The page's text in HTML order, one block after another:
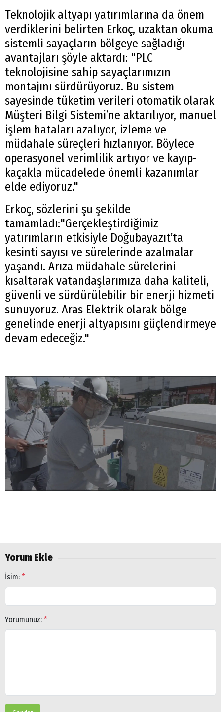
Teknolojik altyapı yatırımlarına da önem
verdiklerini belirten Erkoç, uzaktan okuma
sistemli sayaçların bölgeye sağladığı
avantajları şöyle aktardı: "PLC
teknolojisine sahip sayaçlarımızın
montajını sürdürüyoruz. Bu sistem
sayesinde tüketim verileri otomatik olarak
Müşteri Bilgi Sistemi’ne aktarılıyor, manuel
işlem hataları azalıyor, izleme ve
müdahale süreçleri hızlanıyor. Böylece
operasyonel verimlilik artıyor ve kayıp-
kaçakla mücadelede önemli kazanımlar
elde ediyoruz."
Erkoç, sözlerini şu şekilde
tamamladı:"Gerçekleştirdiğimiz
yatırımların etkisiyle Doğubayazıt’ta
kesinti sayısı ve sürelerinde azalmalar
yaşandı. Arıza müdahale sürelerini
kısaltarak vatandaşlarımıza daha kaliteli,
güvenli ve sürdürülebilir bir enerji hizmeti
sunuyoruz. Aras Elektrik olarak bölge
genelinde enerji altyapısını güçlendirmeye
devam edeceğiz."
Yorum Ekle
İsim: *
Yorumunuz: *
Arama
Aramalar:
Ağrı